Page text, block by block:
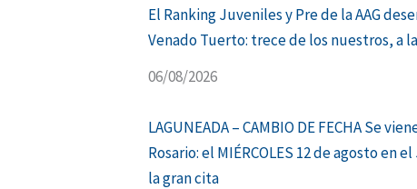
El Ranking Juveniles y Pre de la AAG
Venado Tuerto: trece de los nuestros, a
06/08/2026
LAGUNEADA – CAMBIO DE FECHA Se
Rosario: el MIÉRCOLES 12 de agosto en
la gran cita